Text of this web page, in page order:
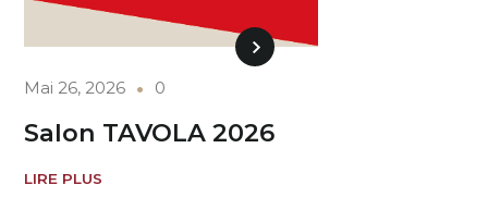
Mai 26, 2026 0
Salon TAVOLA 2026
LIRE PLUS